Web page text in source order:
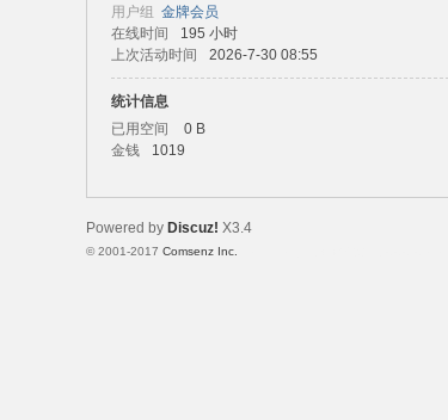
恒
用户组 金牌会员
在线时间
195 小时
上次活动时间
2026-7-30 08:55
统计信息
已用空间
0 B
金钱
1019
Powered by Discuz! X3.4
© 2001-2017 Comsenz Inc.